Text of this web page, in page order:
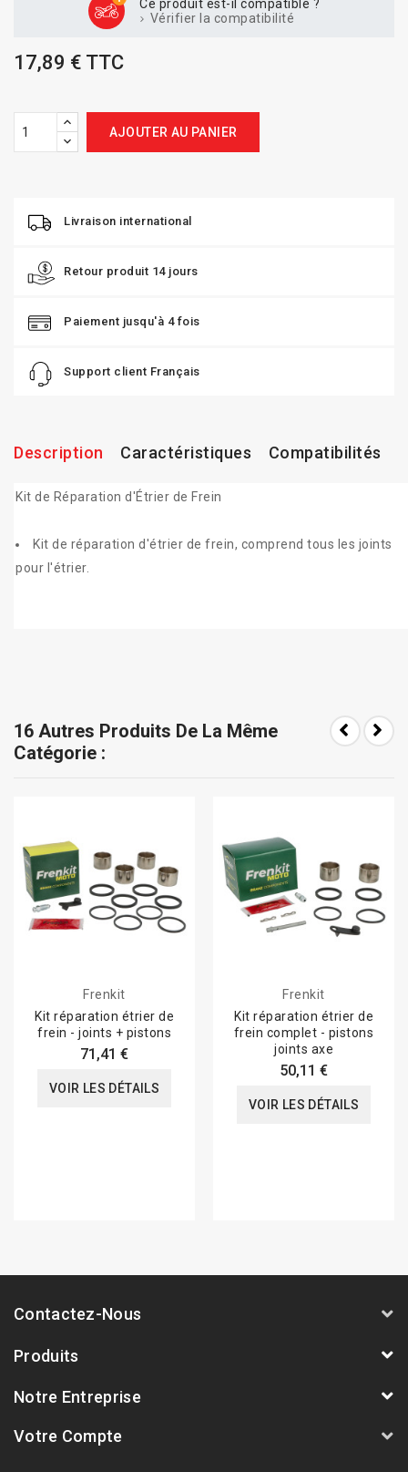
Ce produit est-il compatible ?
Vérifier la compatibilité
17,89 € TTC
AJOUTER AU PANIER
Livraison international
Retour produit 14 jours
Paiement jusqu'à 4 fois
Support client Français
Description Caractéristiques Compatibilités
Kit de Réparation d'Étrier de Frein
Kit de réparation d'étrier de frein, comprend tous les joints
pour l'étrier.
16 Autres Produits De La Même
Catégorie :
Frenkit
Kit réparation étrier de
frein - joints + pistons
71,41 €
VOIR LES DÉTAILS
Frenkit
Kit réparation étrier de
frein complet - pistons
joints axe
50,11 €
VOIR LES DÉTAILS
Contactez-Nous
Produits
Notre Entreprise
Votre Compte